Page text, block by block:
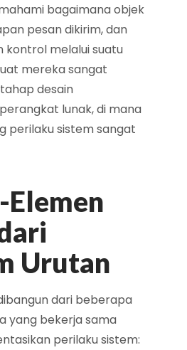
bagaimana objek
pesan dikirim, dan
kontrol melalui suatu
mereka sangat
desain
lunak, di mana
perilaku sistem sangat
Elemen
Urutan
dari beberapa
yang bekerja sama
perilaku sistem: